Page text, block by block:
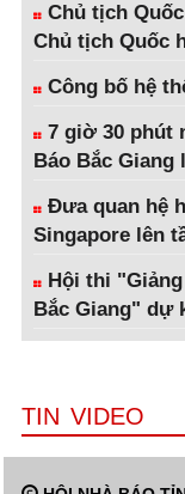
Chủ tịch
Chủ tịch Quốc
Công bố hệ
7 giờ 30 phút
Báo Bắc Giang
Đưa quan hệ
Singapore lên
Hội thi
Bắc Giang" dự
TIN VIDEO